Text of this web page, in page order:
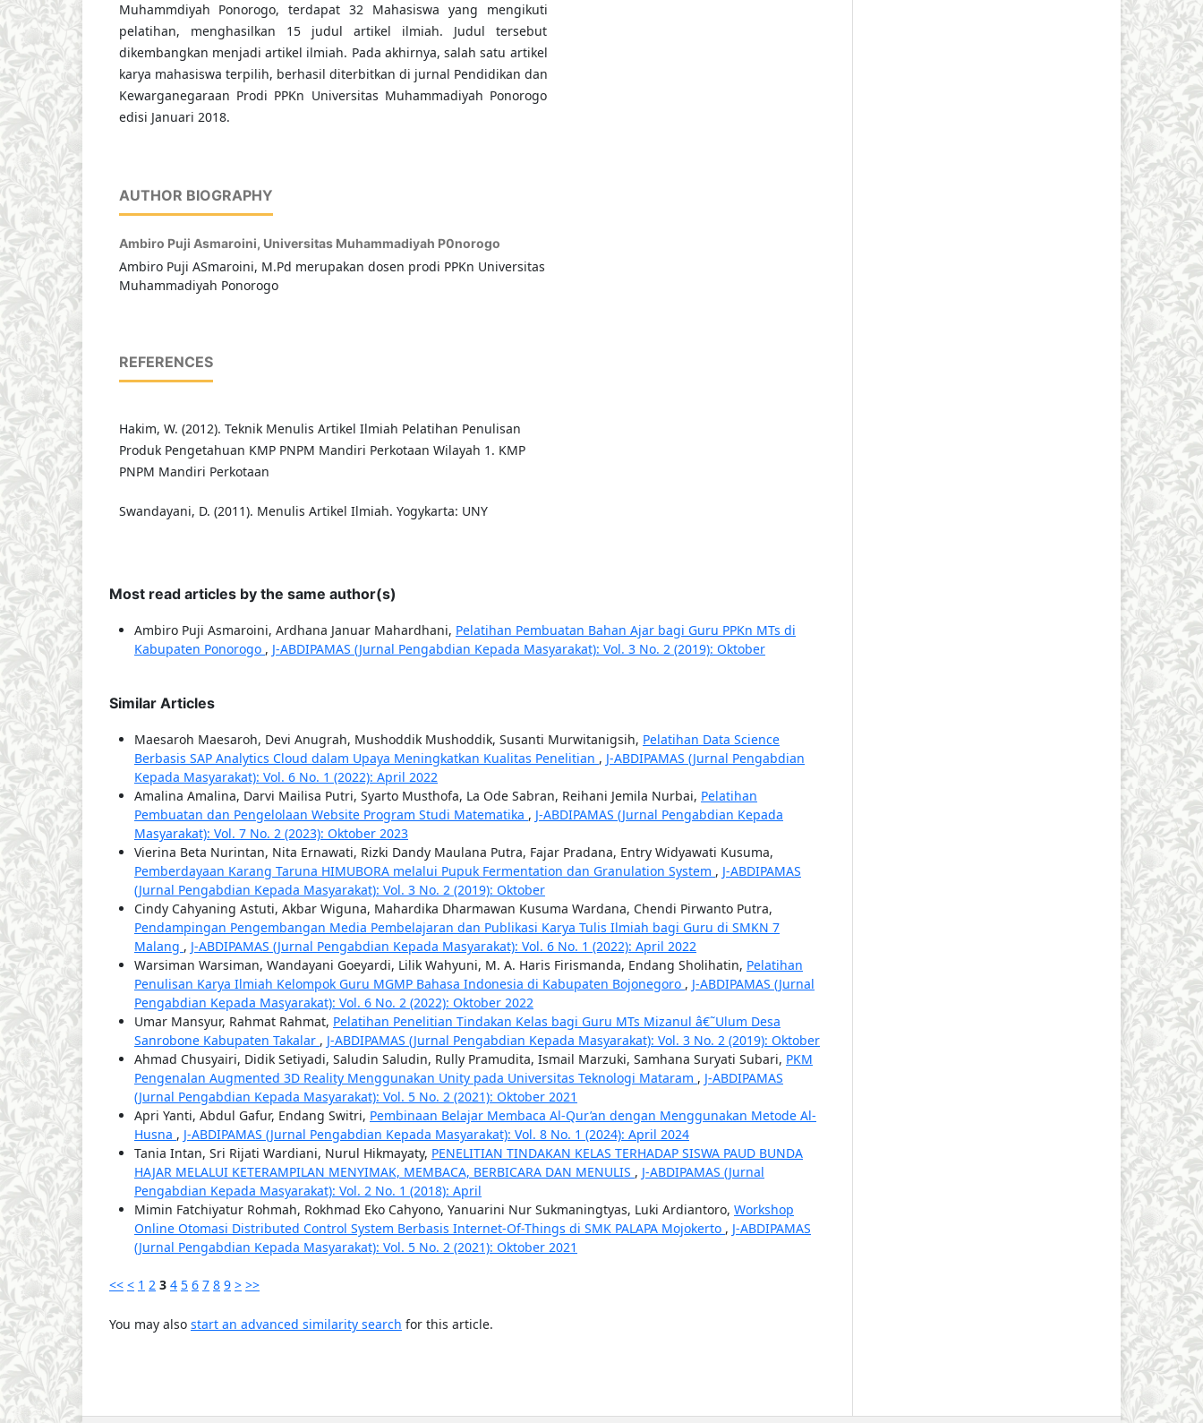
Muhammdiyah Ponorogo, terdapat 32 Mahasiswa yang mengikuti
pelatihan, menghasilkan 15 judul artikel ilmiah. Judul tersebut
dikembangkan menjadi artikel ilmiah. Pada akhirnya, salah satu artikel
karya mahasiswa terpilih, berhasil diterbitkan di jurnal Pendidikan dan
Kewarganegaraan Prodi PPKn Universitas Muhammadiyah Ponorogo
edisi Januari 2018.
AUTHOR BIOGRAPHY
Ambiro Puji Asmaroini, Universitas Muhammadiyah P0norogo
Ambiro Puji ASmaroini, M.Pd merupakan dosen prodi PPKn Universitas
Muhammadiyah Ponorogo
REFERENCES
Hakim, W. (2012). Teknik Menulis Artikel Ilmiah Pelatihan Penulisan
Produk Pengetahuan KMP PNPM Mandiri Perkotaan Wilayah 1. KMP
PNPM Mandiri Perkotaan
Swandayani, D. (2011). Menulis Artikel Ilmiah. Yogykarta: UNY
Most read articles by the same author(s)
Ambiro Puji Asmaroini, Ardhana Januar Mahardhani, Pelatihan Pembuatan Bahan Ajar bagi Guru PPKn MTs di
Kabupaten Ponorogo , J-ABDIPAMAS (Jurnal Pengabdian Kepada Masyarakat): Vol. 3 No. 2 (2019): Oktober
Similar Articles
Maesaroh Maesaroh, Devi Anugrah, Mushoddik Mushoddik, Susanti Murwitanigsih, Pelatihan Data Science
Berbasis SAP Analytics Cloud dalam Upaya Meningkatkan Kualitas Penelitian , J-ABDIPAMAS (Jurnal Pengabdian
Kepada Masyarakat): Vol. 6 No. 1 (2022): April 2022
Amalina Amalina, Darvi Mailisa Putri, Syarto Musthofa, La Ode Sabran, Reihani Jemila Nurbai, Pelatihan
Pembuatan dan Pengelolaan Website Program Studi Matematika , J-ABDIPAMAS (Jurnal Pengabdian Kepada
Masyarakat): Vol. 7 No. 2 (2023): Oktober 2023
Vierina Beta Nurintan, Nita Ernawati, Rizki Dandy Maulana Putra, Fajar Pradana, Entry Widyawati Kusuma,
Pemberdayaan Karang Taruna HIMUBORA melalui Pupuk Fermentation dan Granulation System , J-ABDIPAMAS
(Jurnal Pengabdian Kepada Masyarakat): Vol. 3 No. 2 (2019): Oktober
Cindy Cahyaning Astuti, Akbar Wiguna, Mahardika Dharmawan Kusuma Wardana, Chendi Pirwanto Putra,
Pendampingan Pengembangan Media Pembelajaran dan Publikasi Karya Tulis Ilmiah bagi Guru di SMKN 7
Malang , J-ABDIPAMAS (Jurnal Pengabdian Kepada Masyarakat): Vol. 6 No. 1 (2022): April 2022
Warsiman Warsiman, Wandayani Goeyardi, Lilik Wahyuni, M. A. Haris Firismanda, Endang Sholihatin, Pelatihan
Penulisan Karya Ilmiah Kelompok Guru MGMP Bahasa Indonesia di Kabupaten Bojonegoro , J-ABDIPAMAS (Jurnal
Pengabdian Kepada Masyarakat): Vol. 6 No. 2 (2022): Oktober 2022
Umar Mansyur, Rahmat Rahmat, Pelatihan Penelitian Tindakan Kelas bagi Guru MTs Mizanul â€˜Ulum Desa
Sanrobone Kabupaten Takalar , J-ABDIPAMAS (Jurnal Pengabdian Kepada Masyarakat): Vol. 3 No. 2 (2019): Oktober
Ahmad Chusyairi, Didik Setiyadi, Saludin Saludin, Rully Pramudita, Ismail Marzuki, Samhana Suryati Subari, PKM
Pengenalan Augmented 3D Reality Menggunakan Unity pada Universitas Teknologi Mataram , J-ABDIPAMAS
(Jurnal Pengabdian Kepada Masyarakat): Vol. 5 No. 2 (2021): Oktober 2021
Apri Yanti, Abdul Gafur, Endang Switri, Pembinaan Belajar Membaca Al-Qur’an dengan Menggunakan Metode Al-
Husna , J-ABDIPAMAS (Jurnal Pengabdian Kepada Masyarakat): Vol. 8 No. 1 (2024): April 2024
Tania Intan, Sri Rijati Wardiani, Nurul Hikmayaty, PENELITIAN TINDAKAN KELAS TERHADAP SISWA PAUD BUNDA
HAJAR MELALUI KETERAMPILAN MENYIMAK, MEMBACA, BERBICARA DAN MENULIS , J-ABDIPAMAS (Jurnal
Pengabdian Kepada Masyarakat): Vol. 2 No. 1 (2018): April
Mimin Fatchiyatur Rohmah, Rokhmad Eko Cahyono, Yanuarini Nur Sukmaningtyas, Luki Ardiantoro, Workshop
Online Otomasi Distributed Control System Berbasis Internet-Of-Things di SMK PALAPA Mojokerto , J-ABDIPAMAS
(Jurnal Pengabdian Kepada Masyarakat): Vol. 5 No. 2 (2021): Oktober 2021
<< < 1 2 3 4 5 6 7 8 9 > >>
You may also start an advanced similarity search for this article.